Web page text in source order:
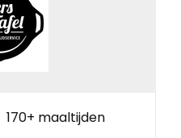
170+ maaltijden